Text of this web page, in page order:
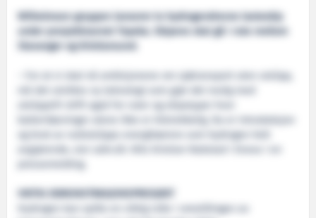
Wilhelmsen-gruppen lanserer to hydrogendrevne lasteskip
under prosjektnavnet Topeka. Skipene skal gå i rute mellom
Stavanger og Kristiansund.
– For at vi skal nå ambisjonene om sjøtransport uten utslipp,
må det utvikles ny teknologi som gjør det mulig med
utslippsfri drift også for ruter og skipstyper hvor
batteriløsninger alene ikke er tilstrekkelig. Da er introduksjon
og bruk av nullutslipps energibærere som hydrogen helt
avgjørende, sier adm.dir. Nils Kristian Nakstad i Enova i en
VIKTIG DEMONSTRASJONSPROSJEKT
Hydrogen kan spille en viktig rolle i omstillingen av